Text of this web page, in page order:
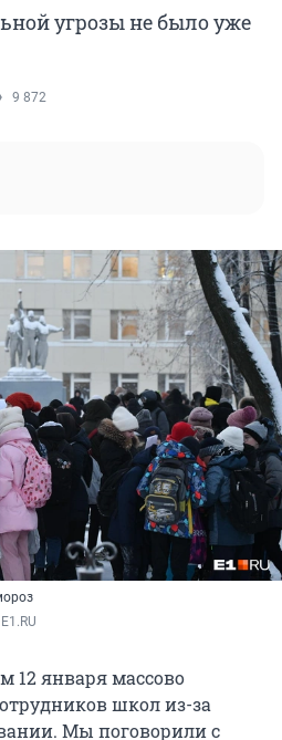
угрозы не было уже
9 872
12 января массово
школ из-за
Мы поговорили с